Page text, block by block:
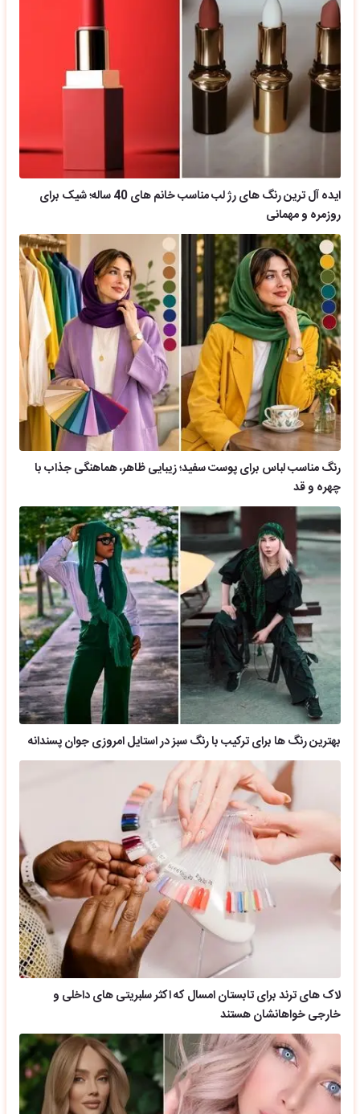
ایده آل ترین رنگ های رژ لب مناسب خانم های 40 ساله؛ شیک برای
روزمره و مهمانی
رنگ مناسب لباس برای پوست سفید؛ زیبایی ظاهر، هماهنگی جذاب با
چهره و قد
بهترین رنگ ها برای ترکیب با رنگ سبز در استایل امروزی جوان پسندانه
لاک های ترند برای تابستان امسال که اکثر سلبریتی های داخلی و
خارجی خواهانشان هستند